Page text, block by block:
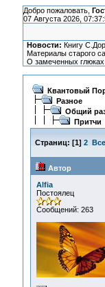
Добро пожаловать,
07 Августа 2026,
Новости: Книгу
Материалы старого
О замеченных
Квантовый
Разное
Общий
Притчи
Страниц: [1] 2 Все
Автор
Alfia
Постоялец
Сообщений: 263